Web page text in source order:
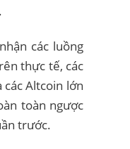
các luồng
thực tế, các
Altcoin lớn
toàn ngược
trước.